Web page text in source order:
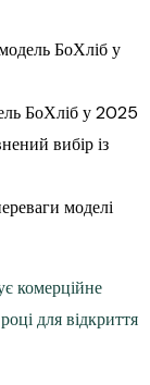
БоХліб у
БоХліб у 2025
вибір із
моделі